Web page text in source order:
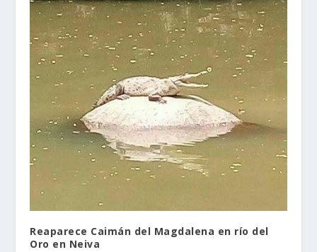
Reaparece Caimán del Magdalena en río del
Oro en Neiva